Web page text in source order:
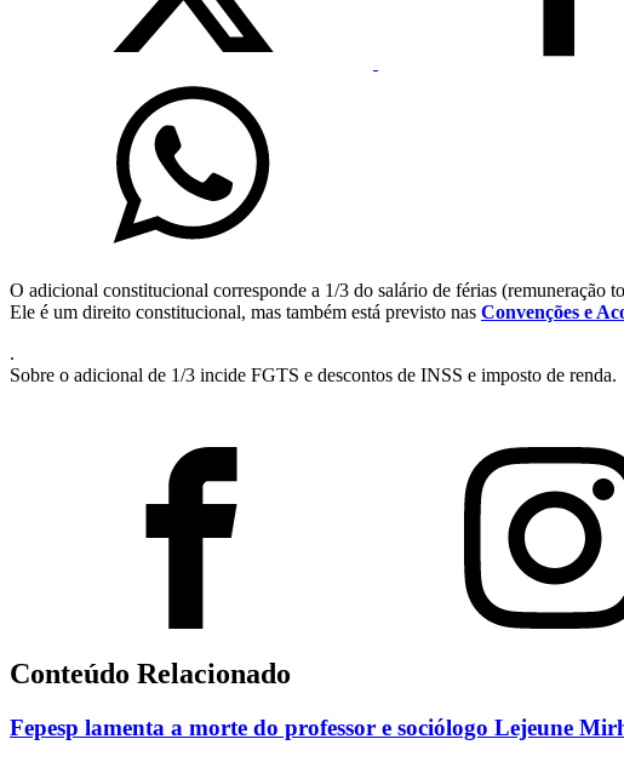
O adicional constitucional corresponde a 1/3 do salário de férias (remuneração
Ele é um direito constitucional, mas também está previsto nas Convenções e
.
Sobre o adicional de 1/3 incide FGTS e descontos de INSS e imposto de renda.
Conteúdo Relacionado
Fepesp lamenta a morte do professor e sociólogo Lejeune